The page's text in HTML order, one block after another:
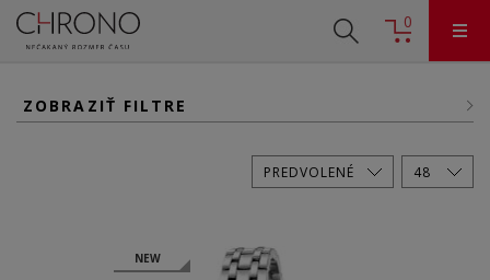
0
ZOBRAZIŤ FILTRE
NEW